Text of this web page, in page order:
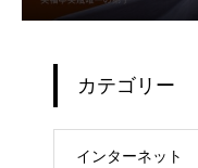
カテゴリー
インターネット